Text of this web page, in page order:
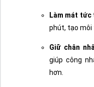
Làm mát tức
phút, tạo môi
Giữ chân
giúp công
hơn.